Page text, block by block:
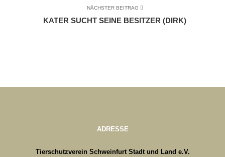
NÄCHSTER BEITRAG
KATER SUCHT SEINE BESITZER (DIRK)
ADRESSE
Tierschutzverein Schweinfurt Stadt und Land e.V.